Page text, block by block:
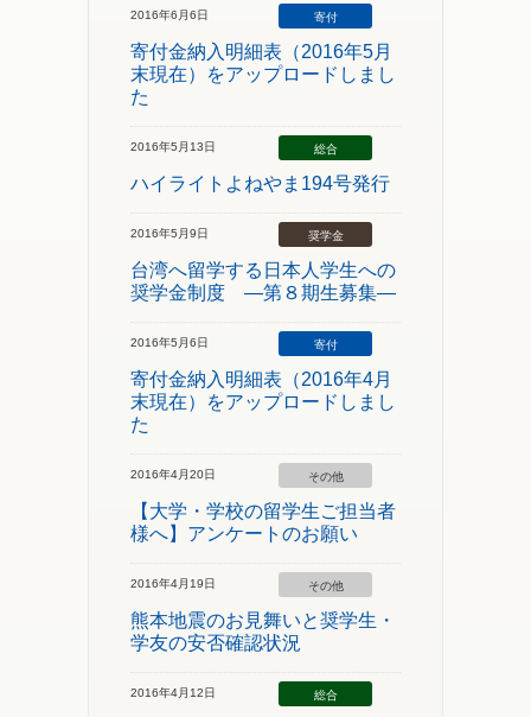
2016年6月6日 寄付
寄付金納入明細表（2016年5月
末現在）をアップロードしまし
た
2016年5月13日 総合
ハイライトよねやま194号発行
2016年5月9日 奨学金
台湾へ留学する日本人学生への
奨学金制度 ―第８期生募集―
2016年5月6日 寄付
寄付金納入明細表（2016年4月
末現在）をアップロードしまし
た
2016年4月20日 その他
【大学・学校の留学生ご担当者
様へ】アンケートのお願い
2016年4月19日 その他
熊本地震のお見舞いと奨学生・
学友の安否確認状況
2016年4月12日 総合